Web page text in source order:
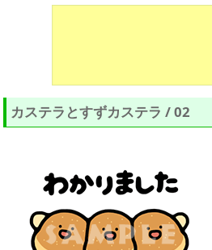
カステラとすずカステラ / 02